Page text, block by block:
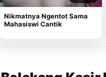
Nikmatnya Ngentot Sama
Mahasiswi Cantik